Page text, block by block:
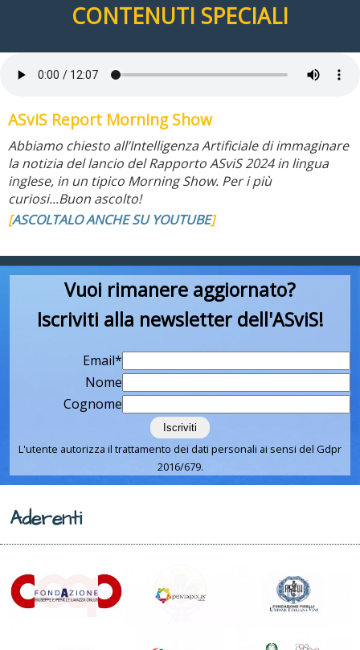
CONTENUTI SPECIALI
ASviS Report Morning Show
Abbiamo chiesto all’Intelligenza Artificiale di immaginare
la notizia del lancio del Rapporto ASviS 2024 in lingua
inglese, in un tipico Morning Show. Per i più
curiosi...Buon ascolto!
[ASCOLTALO ANCHE SU YOUTUBE]
Vuoi rimanere aggiornato?
Iscriviti alla newsletter dell'ASviS!
Email*
Nome
Cognome
L'utente autorizza il trattamento dei dati personali ai sensi del Gdpr
2016/679.
Aderenti